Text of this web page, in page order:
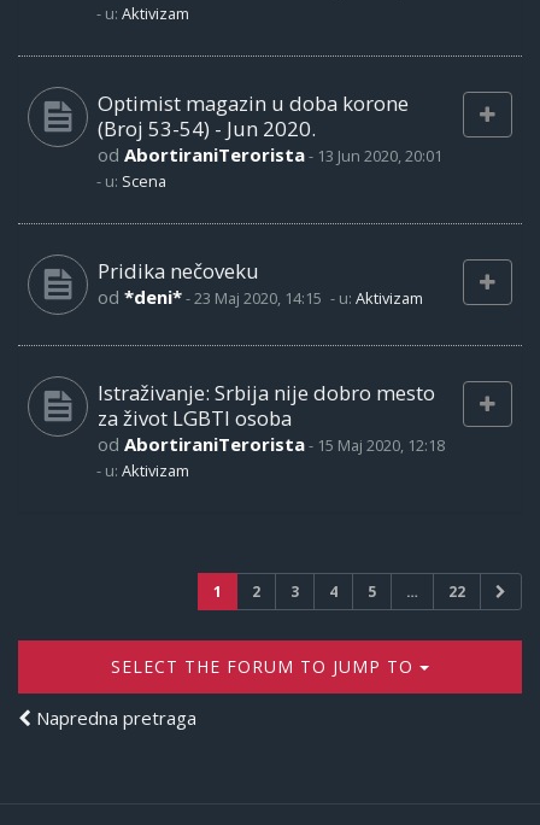
- u: Aktivizam
Optimist magazin u doba korone
(Broj 53-54) - Jun 2020.
od AbortiraniTerorista- 13 Jun 2020, 20:01
- u: Scena
Pridika nečoveku
od *deni*-23 Maj 2020, 14:15 - u: Aktivizam
Istraživanje: Srbija nije dobro mesto
za život LGBTI osoba
od AbortiraniTerorista- 15 Maj 2020, 12:18
- u: Aktivizam
1 2 3 4 5 … 22
SELECT THE FORUM TO JUMP TO
Napredna pretraga